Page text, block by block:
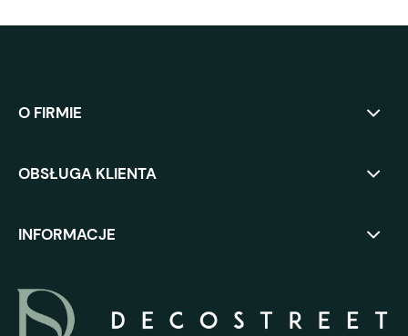
O FIRMIE
OBSŁUGA KLIENTA
INFORMACJE